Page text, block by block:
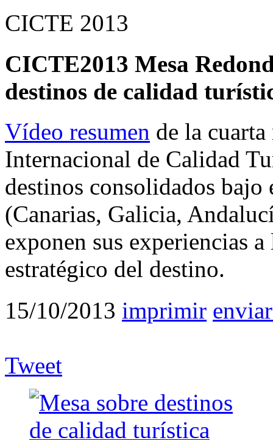
CICTE 2013
CICTE2013 Mesa
destinos de calidad
Vídeo resumen de la
Internacional de Calidad
destinos consolidados
(Canarias, Galicia,
exponen sus experiencias
estratégico del destino.
15/10/2013 imprimir
Tweet